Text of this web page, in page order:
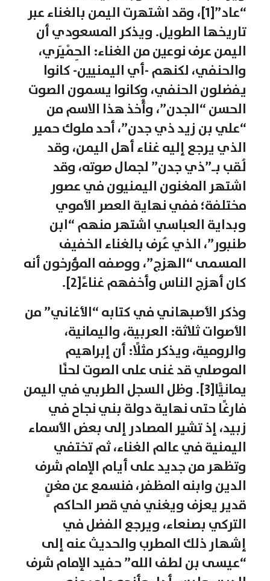
“عاد”[1]، وقد اشتهرت اليمن بالغناء عبر
تاريخها الطويل. ويذكر المسعودي أن
اليمن عرف نوعين من الغناء: الحِمْيَري،
والحنفي، لكنهم -أي اليمنيين- كانوا
يفضلون الحنفي، وكانوا يسمون الصوت
الحسن “الجدن”، وأُخذ هذا الاسم من
“علي بن زيد ذي جدن”، أحد ملوك حمير
الذي يرجع إليه غناء أهل اليمن، وقد
لُقب بـ”ذي جدن” لجمال صوته، وقد
اشتهر المغنون اليمنيون في عصور
مختلفة؛ ففي نهاية العصر الأموي
وبداية العباسي اشتهر منهم “ابن
طنبور”، الذي عُرف بالغناء الخفيف
المسمى “الهزج”، ووصفه المؤرخون أنه
كان أهزج الناس وأخفهم غناءً[2].
وذكر الأصبهاني في كتابه “الأغاني” من
الأصوات ثلاثة: العربية، واليمانية،
والرومية، ويذكر مثلًا: أن إبراهيم
الموصلي قد غنى على الصوت لحنًا
يمانيًّا[3]. وظل السجل الطربي في اليمن
فارغًا حتى نهاية دولة بني نجاح في
زبيد، إذ تشير المصادر إلى بعض الأسماء
اليمنية في عالم الغناء، ثم تختفي
وتظهر من جديد على أيام الإمام شرف
الدين وابنه المظفر، فنسمع عن مغنٍ
قدير يعزف ويغني في قصر الحاكم
التركي بصنعاء، ويرجع الفضل في
إشهار ذلك المطرب والحديث عنه إلى
“عيسى بن لطف الله” حفيد الإمام شرف